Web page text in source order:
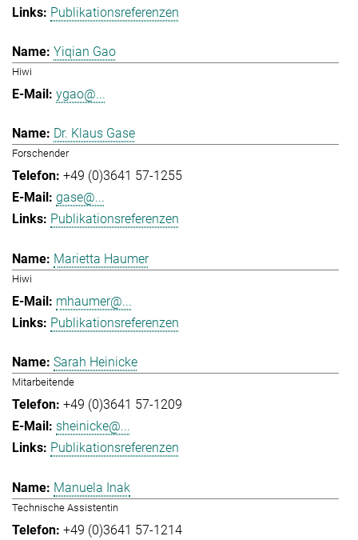
Publikationsreferenzen
Yiqian Gao
Hiwi
ygao@...
Dr. Klaus Gase
Forschender
+49 (0)3641 57-1255
gase@...
Publikationsreferenzen
Marietta Haumer
Hiwi
mhaumer@...
Publikationsreferenzen
Sarah Heinicke
Mitarbeitende
+49 (0)3641 57-1209
sheinicke@...
Publikationsreferenzen
Manuela Inak
Technische Assistentin
+49 (0)3641 57-1214